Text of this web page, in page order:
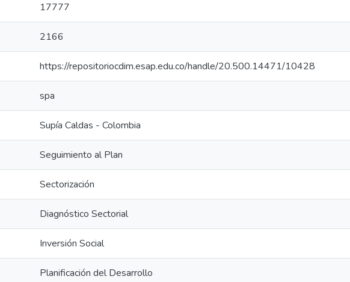
17777
2166
https://repositoriocdim.esap.edu.co/handle/20.500.14471/10428
spa
Supía Caldas - Colombia
Seguimiento al Plan
Sectorización
Diagnóstico Sectorial
Inversión Social
Planificación del Desarrollo